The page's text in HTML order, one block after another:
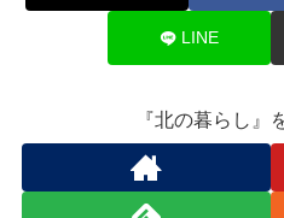
LINE
『北の暮らし』